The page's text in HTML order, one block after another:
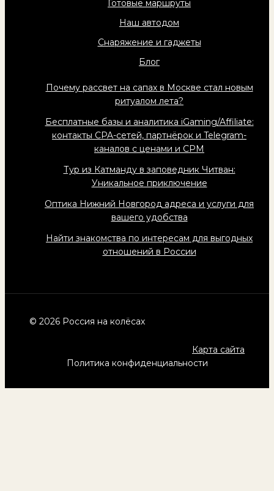
Готовые маршруты
Наш автодом
Снаряжение и гаджеты
Блог
Почему рассвет на сапах в Москве стал новым
ритуалом лета?
Бесплатные базы и аналитика iGaming/Affiliate:
контакты CPA-сетей, партнёрок и Telegram-
каналов с ценами и CPM
Тур из Катманду в заповедник Читван:
Уникальное приключение
Оптика Нижний Новгород адреса и услуги для
вашего удобства
Найти знакомства по интересам для выгодных
отношений в России
© 2026 Россия на колёсах
Карта сайта
Политика конфиденциальности